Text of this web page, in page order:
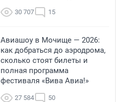
30 707 15
Авиашоу в Мочище — 2026:
как добраться до аэродрома,
сколько стоят билеты и
полная программа
фестиваля «Вива Авиа!»
27 584 50